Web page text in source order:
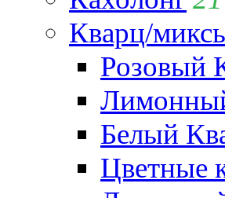
Кварц/
Розовый
Белый
Цветные